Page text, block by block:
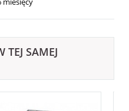
SAMEJ